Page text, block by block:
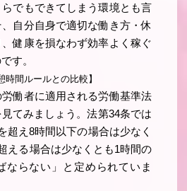
でもできてしまう環境とも言
自分自身で適切な働き方・休
健康を損なわず効率よく稼ぐ
す。
ルールとの比較】
働者に適用される労働基準法
てみましょう。法第34条では
超え8時間以下の場合は少なく
える場合は少なくとも1時間の
ならない」と定められていま